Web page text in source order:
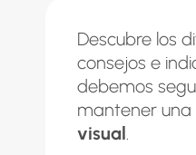
Descubre los
consejos e
debemos
mantener una
visual.